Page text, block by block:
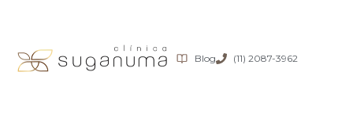
Blog (11) 2087-3962